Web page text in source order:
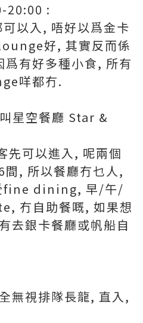
20:00 :
以入, 唔好以爲金卡
好, 其實反而係
有好多種小食, 所有
咩都冇.
星空餐廳 Star &
先可以進入, 呢兩個
間, 所以餐廳冇乜人,
fine dining, 早/午/
冇自助餐嘅, 如果想
去銀卡餐廳或帆船自
無視排隊長龍, 直入,